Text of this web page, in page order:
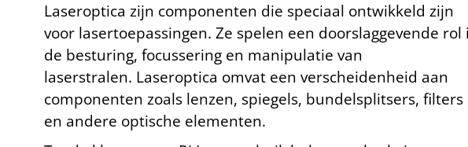
Laseroptica zijn componenten die speciaal ontwikkeld zijn
voor lasertoepassingen. Ze spelen een doorslaggevende rol
de besturing, focussering en manipulatie van
laserstralen. Laseroptica omvat een verscheidenheid aan
componenten zoals lenzen, spiegels, bundelsplitsers, filters
en andere optische elementen.